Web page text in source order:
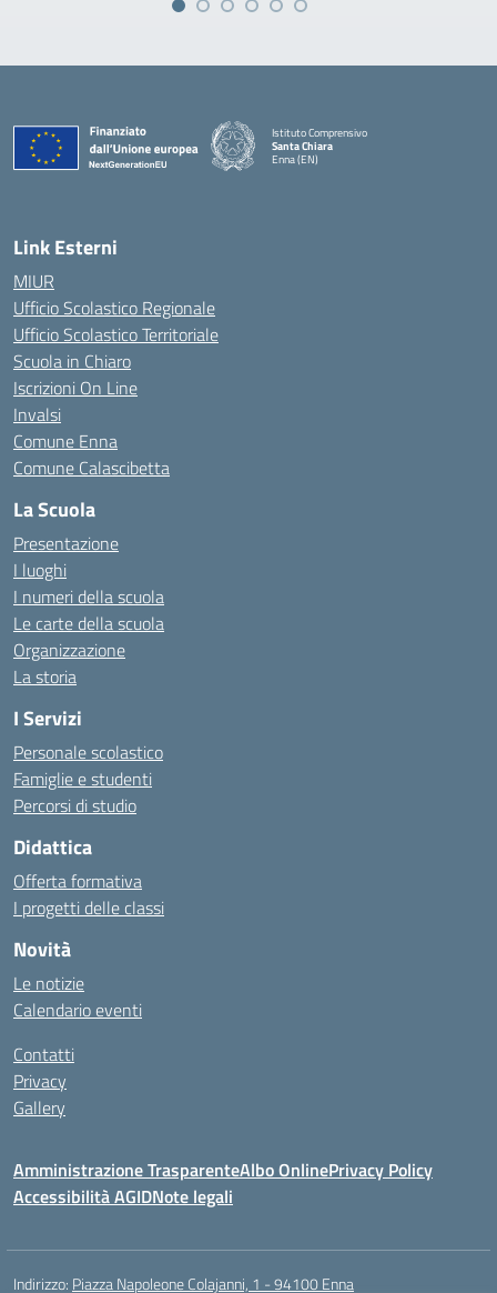
Istituto Comprensivo
Santa Chiara
Enna (EN)
Link Esterni
MIUR
Ufficio Scolastico Regionale
Ufficio Scolastico Territoriale
Scuola in Chiaro
Iscrizioni On Line
Invalsi
Comune Enna
Comune Calascibetta
La Scuola
Presentazione
I luoghi
I numeri della scuola
Le carte della scuola
Organizzazione
La storia
I Servizi
Personale scolastico
Famiglie e studenti
Percorsi di studio
Didattica
Offerta formativa
I progetti delle classi
Novità
Le notizie
Calendario eventi
Contatti
Privacy
Gallery
Amministrazione TrasparenteAlbo OnlinePrivacy Policy
Accessibilità AGIDNote legali
Indirizzo: Piazza Napoleone Colajanni, 1 - 94100 Enna